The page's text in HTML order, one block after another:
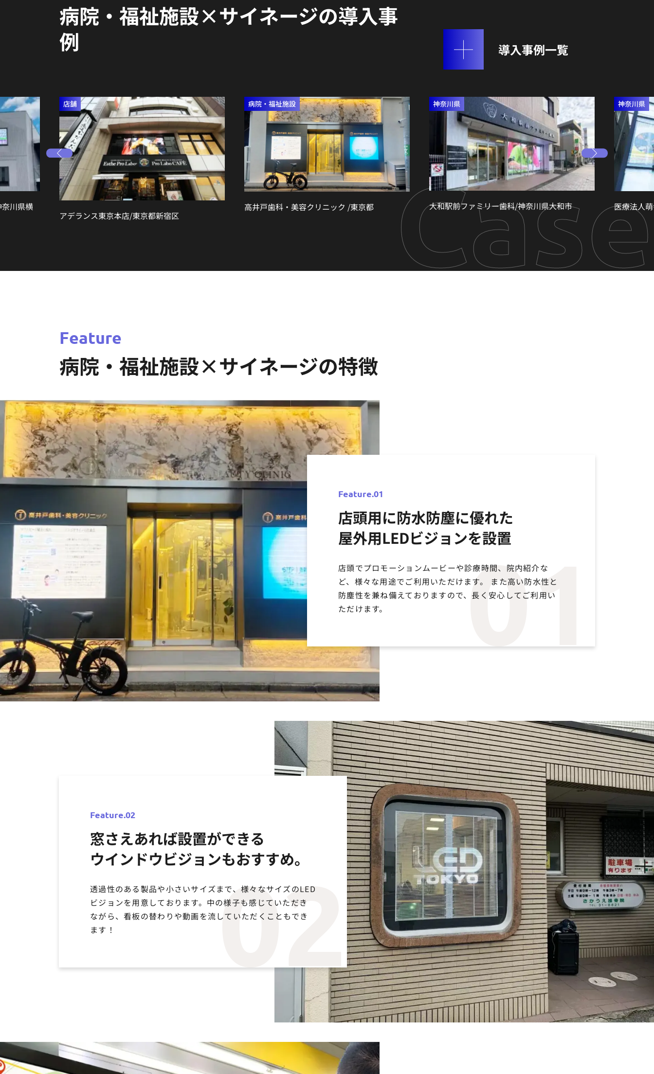
病院・福祉施設×サイネージの導入事
例
導入事例一覧
川県横
店舗
アデランス東京本店/東京都新宿区
病院・福祉施設
高井戸歯科・美容クリニック /東京都
神奈川県
大和駅前ファミリー歯科/神奈川県大和市
神奈川県
医療法人
Case
Feature
病院・福祉施設×サイネージの特徴
Feature.01
店頭用に防水防塵に優れた
屋外用LEDビジョンを設置
店頭でプロモーションムービーや診療時間、院内紹介な
ど、様々な用途でご利用いただけます。 また高い防水性と
防塵性を兼ね備えておりますので、長く安心してご利用い
ただけます。
01
Feature.02
窓さえあれば設置ができる
ウインドウビジョンもおすすめ。
透過性のある製品や小さいサイズまで、様々なサイズのLED
ビジョンを用意しております。中の様子も感じていただき
ながら、看板の替わりや動画を流していただくこともでき
ます！
02